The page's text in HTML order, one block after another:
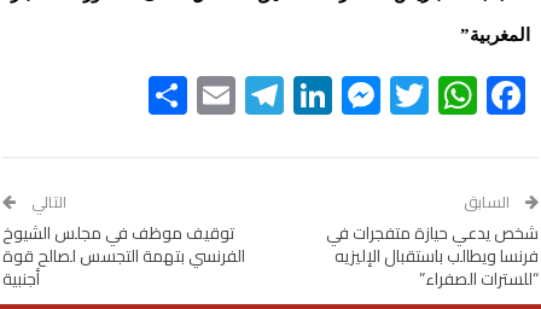
المغربية”
Facebook
WhatsApp
Twitter
Messenger
LinkedIn
Telegram
Email
السابق
شخص يدعي حيازة متفجرات في
فرنسا ويطالب باستقبال الإليزيه
“للسترات الصفراء”
التالي
توقيف موظف في مجلس الشيوخ
الفرنسي بتهمة التجسس لصالح قوة
أجنبية